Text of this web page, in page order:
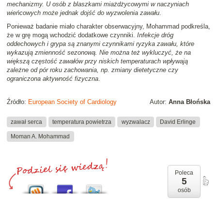
mechanizmy. U osób z blaszkami miażdżycowymi w naczyniach
wieńcowych może jednak dojść do wyzwolenia zawału.
Ponieważ badanie miało charakter obserwacyjny, Mohammad podkreśla,
że w grę mogą wchodzić dodatkowe czynniki. Infekcje dróg
oddechowych i grypa są znanymi czynnikami ryzyka zawału, które
wykazują zmienność sezonową. Nie można też wykluczyć, że na
większą częstość zawałów przy niskich temperaturach wpływają
zależne od pór roku zachowania, np. zmiany dietetyczne czy
ograniczona aktywność fizyczna.
Autor: Anna Błońska
Źródło: European Society of Cardiology
zawał serca temperatura powietrza wyzwalacz David Erlinge
Moman A. Mohammad
Poleca
5
osób